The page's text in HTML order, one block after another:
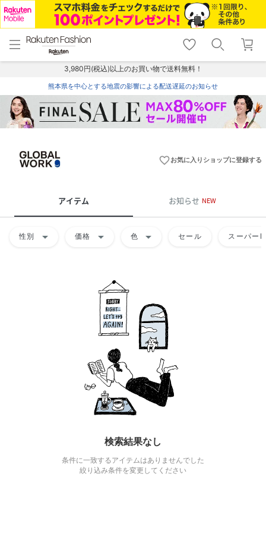
menu home
トップ
shopping_cart lock_outline
ログイン
3,980円(税込)以上のお買い物で送料無料！
熊本県を中心とする地震の影響による配送遅延のお知らせ
favorite_borderお気に入りショップに登録する
アイテム お知らせ NEW
性別 arrow_drop_down 価格 arrow_drop_down 色 arrow_drop_down セール スーパー
検索結果なし
条件に一致するアイテムはありませんでした
絞り込み条件を変更してください